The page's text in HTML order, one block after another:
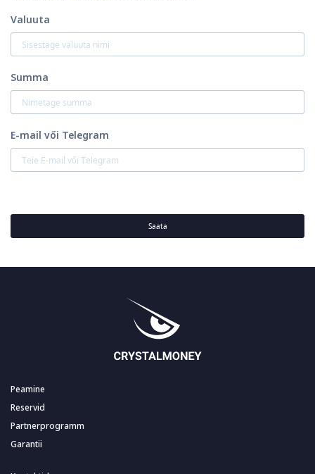
Valuuta
Summa
E-mail vői Telegram
Saata
Peamine
Reservid
Partnerprogramm
Garantii